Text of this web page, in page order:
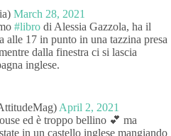
March 28, 2021
#libro di Alessia Gazzola, ha il
alle 17 in punto in una tazzina presa
dalla finestra ci si lascia
inglese.
April 2, 2021
ed è troppo bellino 💕 ma
in un castello inglese mangiando